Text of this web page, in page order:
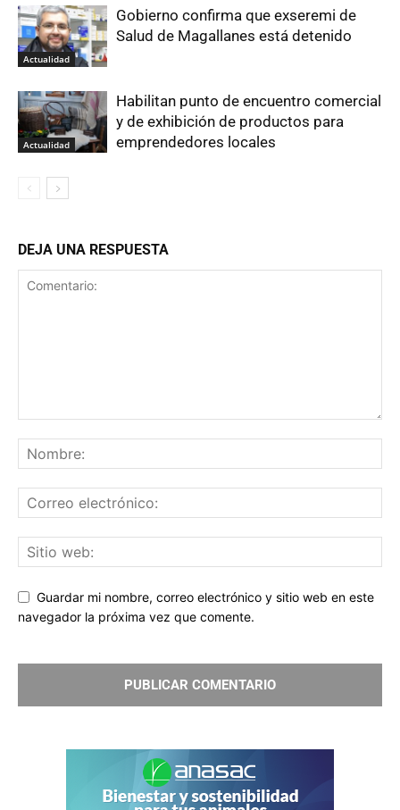
Actualidad
Gobierno confirma que exseremi de
Salud de Magallanes está detenido
Actualidad
Habilitan punto de encuentro comercial
y de exhibición de productos para
emprendedores locales
DEJA UNA RESPUESTA
Guardar mi nombre, correo electrónico y sitio web en este
navegador la próxima vez que comente.